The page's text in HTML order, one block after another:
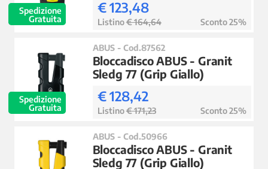
Spedizione
Gratuita
€ 123,48
Listino€ 164,64 Sconto 25%
Spedizione
Gratuita
ABUS - Cod.87562
Bloccadisco ABUS - Granit
Sledg 77 (Grip Giallo)
€ 128,42
Listino€ 171,23 Sconto 25%
ABUS - Cod.50966
Bloccadisco ABUS - Granit
Sledg 77 (Grip Giallo)